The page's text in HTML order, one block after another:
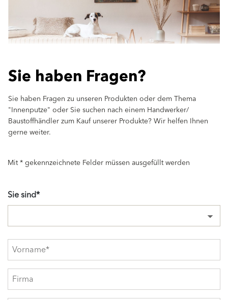
Sie haben Fragen?
Sie haben Fragen zu unseren Produkten oder dem Thema
"Innenputze" oder Sie suchen nach einem Handwerker/
Baustoffhändler zum Kauf unserer Produkte? Wir helfen Ihnen
gerne weiter.
Mit * gekennzeichnete Felder müssen ausgefüllt werden
Sie sind*